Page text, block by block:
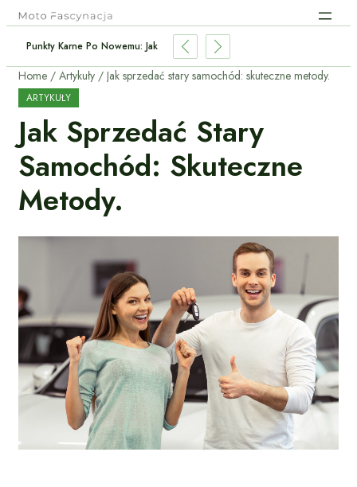
Czy To Najoszczędniejszy Napęd Dla Kierowcy?
Home Artykuły Jak sprzedać stary samochód: skuteczne metody.
ARTYKUŁY
Jak Sprzedać Stary
Samochód: Skuteczne
Metody.